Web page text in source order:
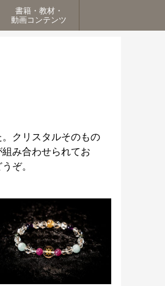
書籍・教材・
動画コンテンツ
クリスタルそのもの
み合わせられてお
ぞ。